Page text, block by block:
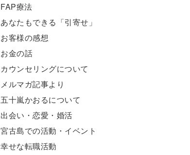
FAP療法
あなたもできる「引寄せ」
お客様の感想
お金の話
カウンセリングについて
メルマガ記事より
五十嵐かおるについて
出会い・恋愛・婚活
宮古島での活動・イベント
幸せな転職活動